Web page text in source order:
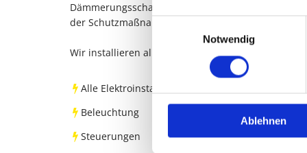
Notwendig
Ablehnen
Dämmerungsschaltern, Schaltern, Tastern und
der Schutzmaßnahmen.
Wir installieren alles rund um die Gebäudetechnik
Alle Elektroinstallationen
Beleuchtung
Steuerungen